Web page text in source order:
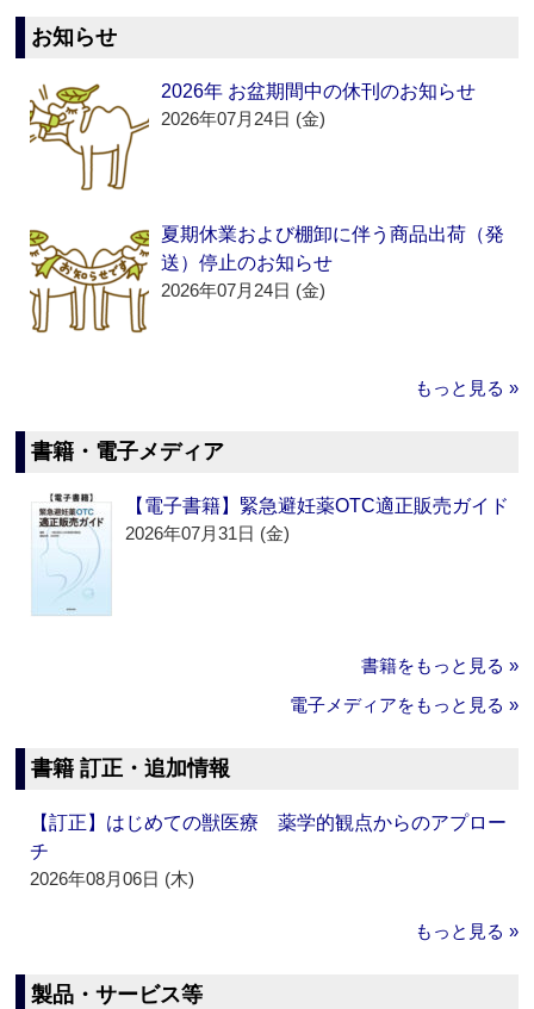
お知らせ
2026年 お盆期間中の休刊のお知らせ
2026年07月24日 (金)
夏期休業および棚卸に伴う商品出荷（発
送）停止のお知らせ
2026年07月24日 (金)
もっと見る »
書籍・電子メディア
【電子書籍】緊急避妊薬OTC適正販売ガイド
2026年07月31日 (金)
書籍をもっと見る »
電子メディアをもっと見る »
書籍 訂正・追加情報
【訂正】はじめての獣医療 薬学的観点からのアプロー
チ
2026年08月06日 (木)
もっと見る »
製品・サービス等